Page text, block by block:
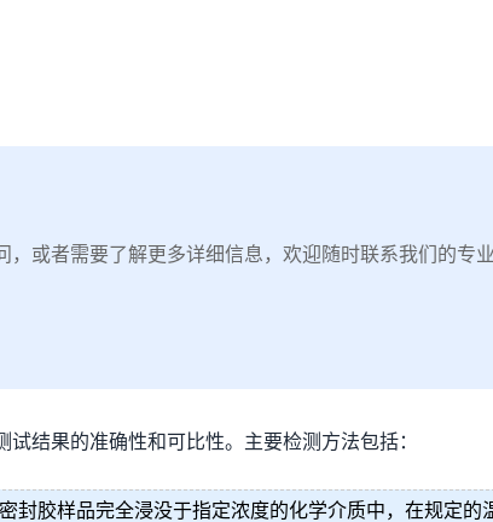
或者需要了解更多详细信息，欢迎随时联系我们的专业
结果的准确性和可比性。主要检测方法包括：
封胶样品完全浸没于指定浓度的化学介质中，在规定